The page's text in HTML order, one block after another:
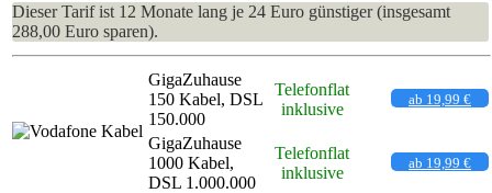
Dieser Tarif ist 12 Monate lang je 24 Euro günstiger (insgesamt
288,00 Euro sparen).
GigaZuhause
150 Kabel, DSL
150.000
Telefonflat
inklusive
ab 19,99 €
GigaZuhause
1000 Kabel,
DSL 1.000.000
Telefonflat
inklusive
ab 19,99 €